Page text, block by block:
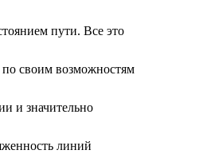
пути. Все это
по своим возможностям
и значительно
линий